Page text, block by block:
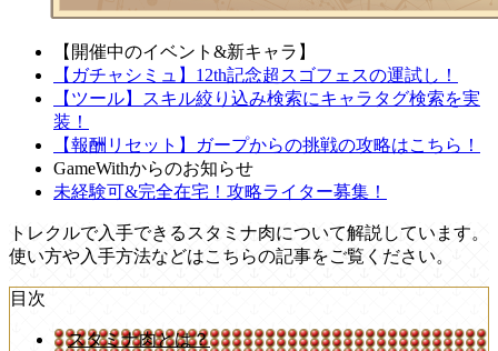
【開催中のイベント&新キャラ】
【ガチャシミュ】12th記念超スゴフェスの運試し！
【ツール】スキル絞り込み検索にキャラタグ検索を実
装！
【報酬リセット】ガープからの挑戦の攻略はこちら！
GameWithからのお知らせ
未経験可&完全在宅！攻略ライター募集！
トレクルで入手できるスタミナ肉について解説しています。
使い方や入手方法などはこちらの記事をご覧ください。
目次
スタミナ肉とは？